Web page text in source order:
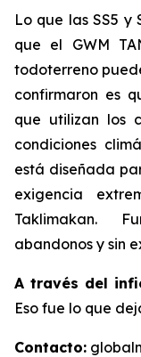
Lo que las SS5 y
que el GWM
todoterreno
confirmaron es
que utilizan los
condiciones
está diseñada
exigencia
Taklimakan.
abandonos y sin
A través del
Eso fue lo que
Contacto: